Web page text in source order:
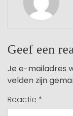
Geef een
Je e-mailadres
velden zijn
Reactie *